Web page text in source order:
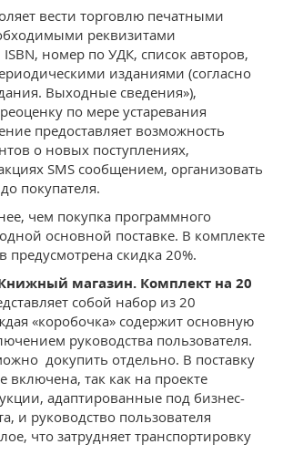
вести торговлю печатными
реквизитами
номер по УДК, список авторов,
изданиями (согласно
Выходные сведения»),
по мере устаревания
предоставляет возможность
о новых поступлениях,
SMS сообщением, организовать
покупателя.
чем покупка программного
основной поставке. В комплекте
предусмотрена скидка 20%.
магазин. Комплект на 20
собой набор из 20
«коробочка» содержит основную
руководства пользователя.
докупить отдельно. В поставку
включена, так как на проекте
адаптированные под бизнес-
и руководство пользователя
что затрудняет транспортировку